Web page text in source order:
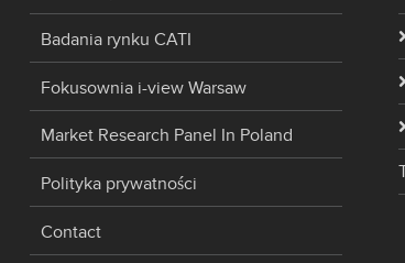
Badania rynku CATI
Fokusownia i-view Warsaw
Market Research Panel In Poland
Polityka prywatności
Contact